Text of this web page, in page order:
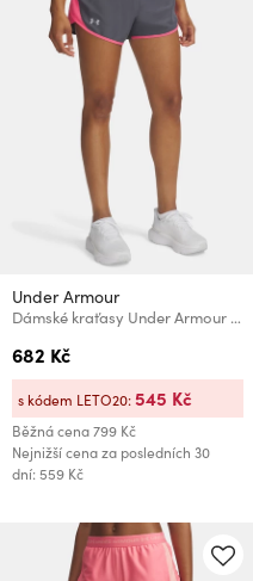
Under Armour
Dámské kraťasy Under Armour UA Fly By 3'' Shorts
682 Kč
Běžná cena799 Kč
Nejnižší cena za posledních 30
dní: 559 Kč
s kódem LETO20:545 Kč